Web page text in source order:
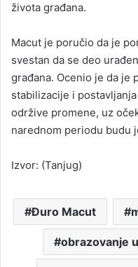
života građana.
Macut je poručio da je
svestan da se deo
građana. Ocenio je da je
stabilizacije i
održive promene, uz
narednom periodu budu
Izvor: (Tanjug)
Đuro Macut
obrazovanje